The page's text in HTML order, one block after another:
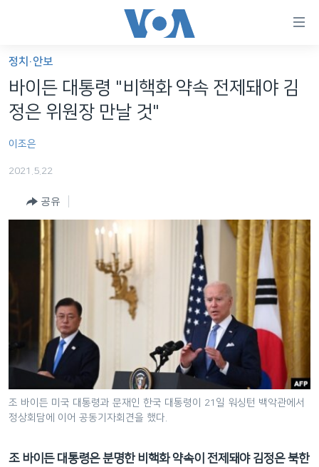
가
능
링
인
비
션
으
이
세계
라디오
프로그램
주파수 안내
언어 선택
정치·안보
바이든 대통령 "비핵화 약속 전제돼야 김
정은 위원장 만날 것"
이조은
2021.5.22
공유
조 바이든 미국 대통령과 문재인 한국 대통령이 21일 워싱턴 백악관에서
정상회담에 이어 공동기자회견을 했다.
조 바이든 대통령은 분명한 비핵화 약속이 전제돼야 김정은 북한